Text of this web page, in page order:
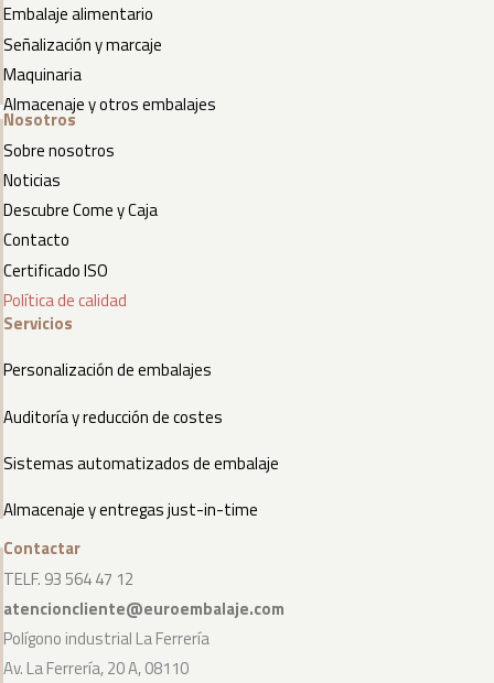
Embalaje alimentario
Señalización y marcaje
Maquinaria
Almacenaje y otros embalajes
Nosotros
Sobre nosotros
Noticias
Descubre Come y Caja
Contacto
Certificado ISO
Política de calidad
Servicios
Personalización de embalajes
Auditoría y reducción de costes
Sistemas automatizados de embalaje
Almacenaje y entregas just-in-time
Contactar
TELF. 93 564 47 12
atencioncliente@euroembalaje.com
Polígono industrial La Ferrería
Av. La Ferrería, 20 A, 08110